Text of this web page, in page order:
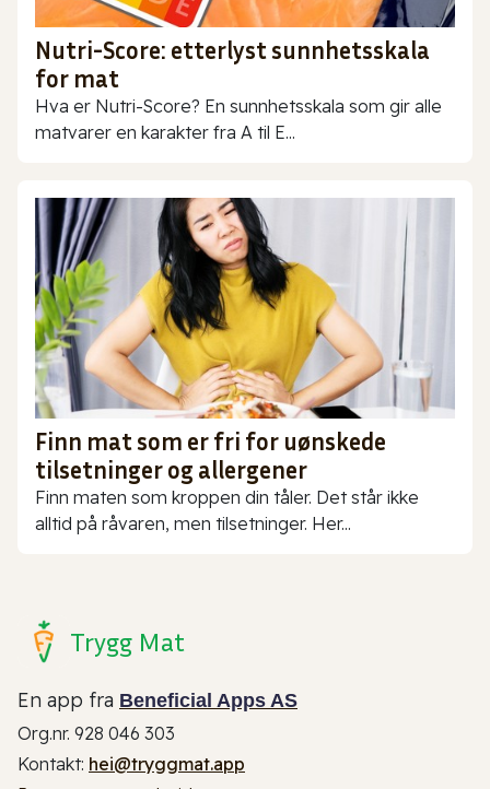
Nutri-Score: etterlyst sunnhetsskala
for mat
Hva er Nutri-Score? En sunnhetsskala som gir alle
matvarer en karakter fra A til E...
Finn mat som er fri for uønskede
tilsetninger og allergener
Finn maten som kroppen din tåler. Det står ikke
alltid på råvaren, men tilsetninger. Her...
Trygg Mat
En app fra Beneficial Apps AS
Org.nr. 928 046 303
Kontakt: hei@tryggmat.app